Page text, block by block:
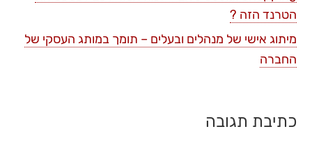
הטרנד הזה ?
מיתוג אישי של מנהלים ובעלים – תומך במותג העסקי של
החברה
כתיבת תגובה